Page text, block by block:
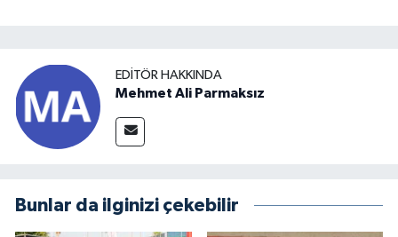
EDITÖR HAKKINDA
Mehmet Ali Parmaksız
Bunlar da ilginizi çekebilir